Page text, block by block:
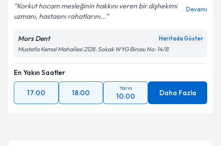
Korkut hocam mesleğinin hakkını veren bir dişhekimi
uzmanı, hastasını rahatlarını...
Devamı
Mors Dent Haritada Göster
Mustafa Kemal Mahallesi 2128. Sokak WYG Binası No: 14/B
En Yakın Saatler
17:00 18:00
Yarın
10:00 Daha Fazla